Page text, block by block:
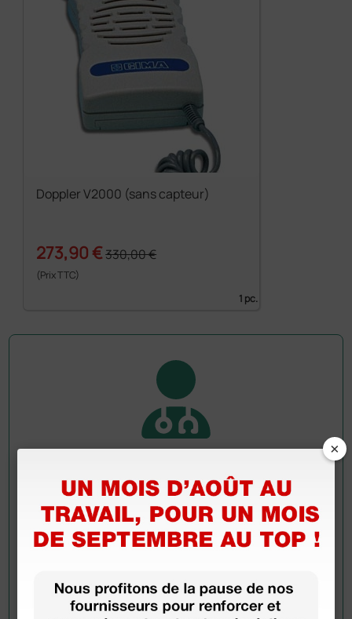
Doppler V2000 (sans capteur)
273,90 €330,00 €
(Prix TTC)
1 pc.
Avez-vous encore des doutes ? Avez-vous besoin
d'autres informations ? Envoyez maintenant votre
question aux collègues qui ont déjà acheté ce
×